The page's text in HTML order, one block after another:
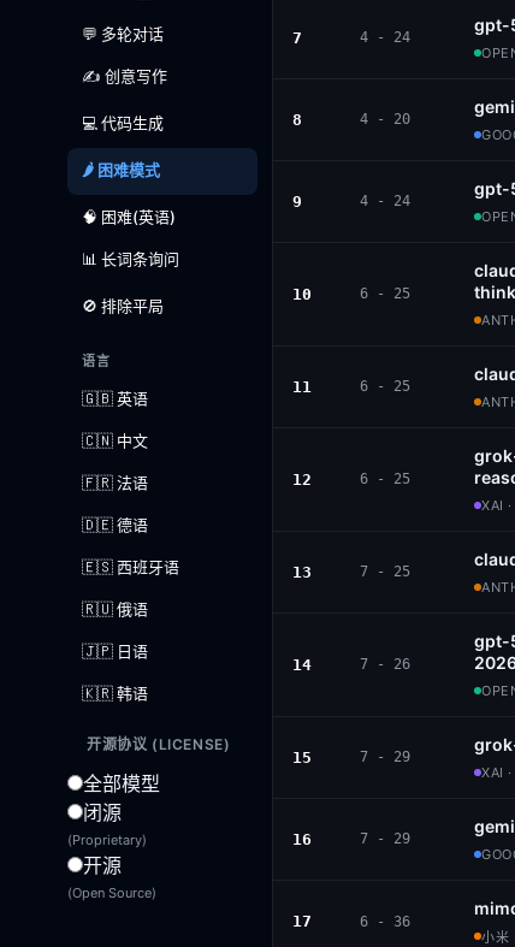
💬 多轮对话
✍️ 创意写作
💻 代码生成
🌶️ 困难模式
🧠 困难(英语)
📊 长词条询问
🚫 排除平局
语言
🇬🇧 英语
🇨🇳 中文
🇫🇷 法语
🇩🇪 德语
🇪🇸 西班牙语
🇷🇺 俄语
🇯🇵 日语
🇰🇷 韩语
开源协议 (LICENSE)
全部模型
闭源
(Proprietary)
开源
(Open Source)
7 4 - 24
gpt-
8 4 - 20
9 4 - 24
gpt-
10 6 - 25
11 6 - 25
12 6 - 25
XAI
13 7 - 25
14 7 - 26
gpt-
15 7 - 29
XAI
16 7 - 29
17 6 - 36
小米